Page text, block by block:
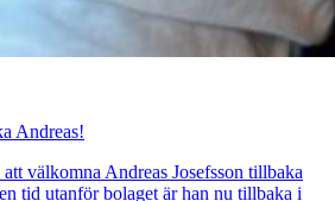
Andreas!
välkomna Andreas Josefsson tillbaka
tid utanför bolaget är han nu tillbaka i